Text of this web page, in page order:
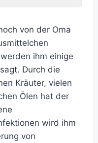
von der Oma
ihm einige
Durch die
Kräuter, vielen
Ölen hat der
wird ihm
von